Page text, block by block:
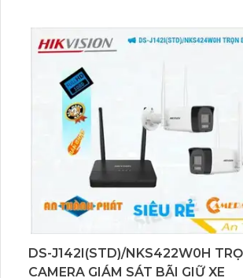
cho việc giám sát.Một trong những ưu
camera này là khả năng xoay zoom,
có thể xem xa mà không lo bị bể hình.
camera cung cấp hình ảnh chi tiết và
khoảng cách xa.Camera DS-
hợp công nghệ Starlight cho phép
lượng hình ảnh tốt ngay cả trong điều
sáng. Điều này giúp người dùng có thể
đêm một cách dễ dàng và chính
Progressive Scan CMOS, camera này
sắc đẹp và khả năng giám sát ban
hình ảnh sắc nét và chân thực.Hơn nữa,
2DE5425IW-AE hỗ trợ người dùng
DS-J142I(STD)/NKS422W0H
CAMERA GIÁM SÁT BÃI GIỮ XE